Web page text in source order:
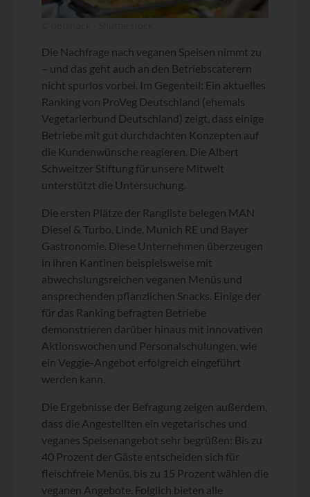
Die Nachfrage nach veganen Speisen nimmt zu
– und das geht auch an den Betriebscaterern
nicht spurlos vorbei. Im Gegenteil: Ein aktuelles
Ranking von ProVeg Deutschland (ehemals
Vegetarierbund Deutschland) zeigt, dass einige
Betriebe mit gut durchdachten Konzepten auf
die Kundenwünsche reagieren. Die Albert
Schweitzer Stiftung für unsere Mitwelt
unterstützt die Untersuchung.
Die ersten Plätze der Rangliste belegen MAN
Diesel & Turbo, Linde, Munich RE und Bayer
Gastronomie. Diese Unternehmen überzeugen
in ihren Kantinen beispielsweise mit
abwechslungsreichen veganen Menüs und
ansprechenden pflanzlichen Snacks. Einige der
für das Ranking befragten Betriebe
demonstrieren darüber hinaus mit innovativen
Aktionswochen und Personalschulungen, wie
ein Veggie-Angebot erfolgreich eingeführt
werden kann.
Die Ergebnisse der Befragung zeigen außerdem,
dass die Angestellten ein vegetarisches und
veganes Speisenangebot sehr begrüßen: Bis zu
40 Prozent der Gäste entscheiden sich für
fleischfreie Menüs, bis zu 15 Prozent wählen die
veganen Angebote. Folglich bieten alle